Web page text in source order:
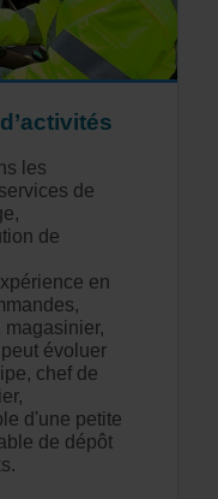
les
de
de
en
magasinier,
évoluer
chef de
d'une petite
de dépôt